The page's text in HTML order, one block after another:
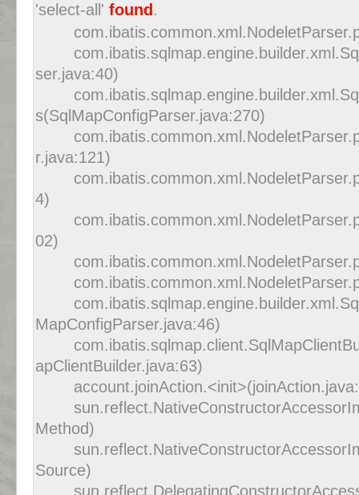
'select-all' found .
ser.java:40)
s(SqlMapConfigParser.java:270)
r.java:121)
4)
02)
MapConfigParser.java:46)
apClientBuilder.java:63)
Method)
Source)